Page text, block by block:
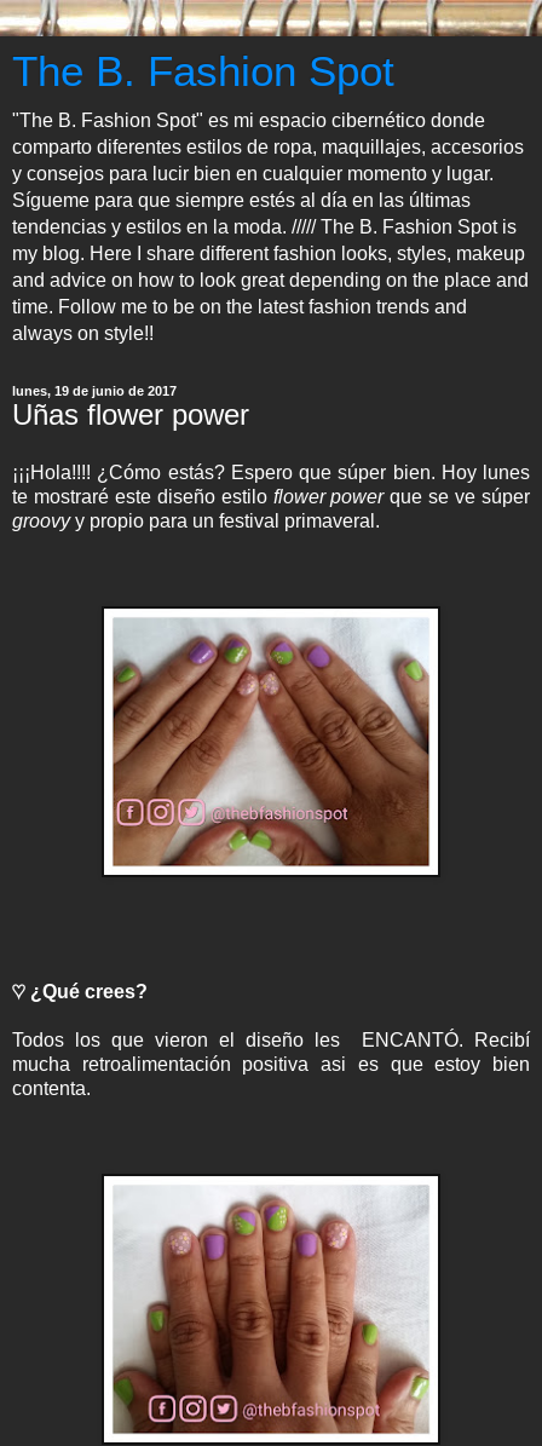
The B. Fashion Spot
"The B. Fashion Spot" es mi espacio cibernético donde
comparto diferentes estilos de ropa, maquillajes, accesorios
y consejos para lucir bien en cualquier momento y lugar.
Sígueme para que siempre estés al día en las últimas
tendencias y estilos en la moda. ///// The B. Fashion Spot is
my blog. Here I share different fashion looks, styles, makeup
and advice on how to look great depending on the place and
time. Follow me to be on the latest fashion trends and
always on style!!
lunes, 19 de junio de 2017
Uñas flower power
¡¡¡Hola!!!! ¿Cómo estás? Espero que súper bien. Hoy lunes
te mostraré este diseño estilo flower powerque se ve súper
groovyy propio para un festival primaveral.
♡ ¿Qué crees?
Todos los que vieron el diseño les ENCANTÓ. Recibí
mucha retroalimentación positiva asi es que estoy bien
contenta.